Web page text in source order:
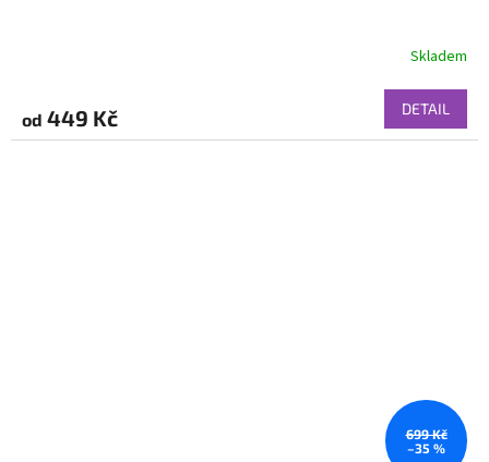
Skladem
od 449 Kč DETAIL
699 Kč
–35 %